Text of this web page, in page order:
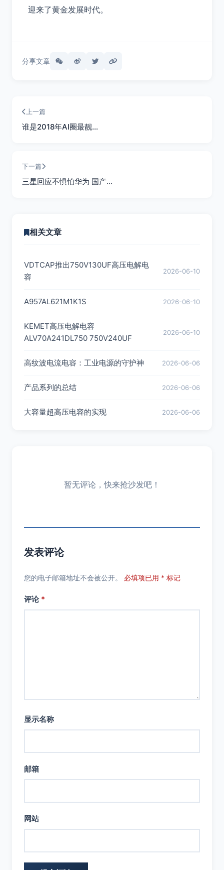
迎来了黄金发展时代。
分享文章
上一篇
谁是2018年AI圈最靓…
下一篇
三星回应不惧怕华为 国产…
相关文章
VDTCAP推出750V130UF高压电解电
容
2026-06-10
A957AL621M1K1S 2026-06-10
KEMET高压电解电容
ALV70A241DL750 750V240UF
2026-06-10
高纹波电流电容：工业电源的守护神 2026-06-06
产品系列的总结 2026-06-06
大容量超高压电容的实现 2026-06-06
暂无评论，快来抢沙发吧！
发表评论
您的电子邮箱地址不会被公开。 必填项已用 * 标记
评论 *
显示名称
邮箱
网站